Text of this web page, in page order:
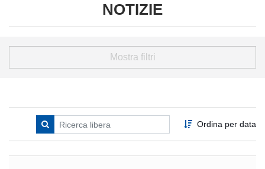
NOTIZIE
Mostra filtri
Ordina per data